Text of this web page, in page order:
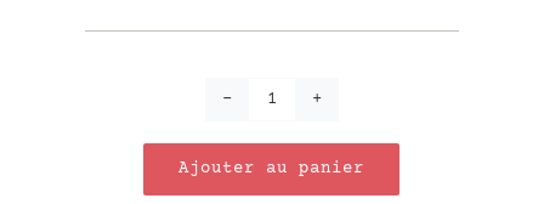
de
Mon
Ajouter au panier